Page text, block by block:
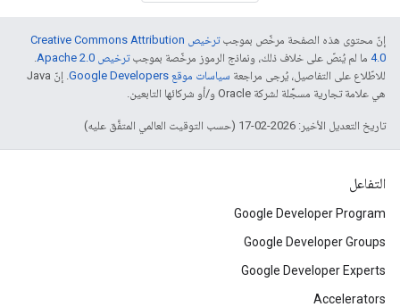
إنّ محتوى هذه الصفحة مرخّص بموجب
ترخيص Creative Commons Attribution
4.0‏ ما لم يُنصّ على خلاف ذلك، ونماذج الرموز مرخّصة بموجبترخيص Apache 2.0‏
.
للاطّلاع على التفاصيل، يُرجى مراجعة سياسات موقع Google Developers‏
. إنّ Java
هي علامة تجارية مسجَّلة لشركة Oracle و/أو شركائها التابعين.
تاريخ التعديل الأخير: 2026-02-17 (حسب التوقيت العالمي المتفَّق عليه)
التفاعل
Google Developer Program
Google Developer Groups
Google Developer Experts
Accelerators